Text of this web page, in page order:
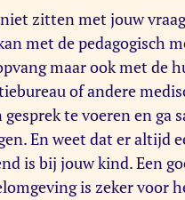
zitten met jouw
met de pedagogisch
maar ook met de
of andere
gesprek te voeren en ga
En weet dat er altijd
is bij jouw kind. Een
is zeker voor